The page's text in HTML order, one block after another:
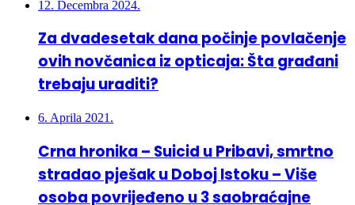
Za dvadesetak dana počinje povlačenje
ovih novčanica iz opticaja: Šta građani
trebaju uraditi?
6. Aprila 2021.
Crna hronika – Suicid u Pribavi, smrtno
stradao pješak u Doboj Istoku – Više
osoba povrijeđeno u 3 saobraćajne
nesreće